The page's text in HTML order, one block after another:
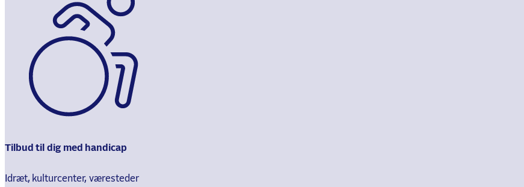
Tilbud til dig med handicap
Idræt, kulturcenter, væresteder